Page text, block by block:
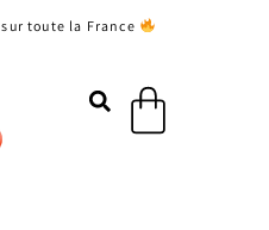
toute la France
Panier